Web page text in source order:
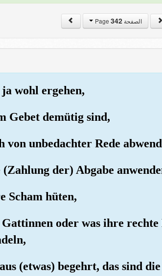
الصفحة Page342
wohl ergehen,
Gebet demütig sind,
von unbedachter Rede
der) Abgabe
Scham hüten,
oder was ihre
(etwas) begehrt, das sind